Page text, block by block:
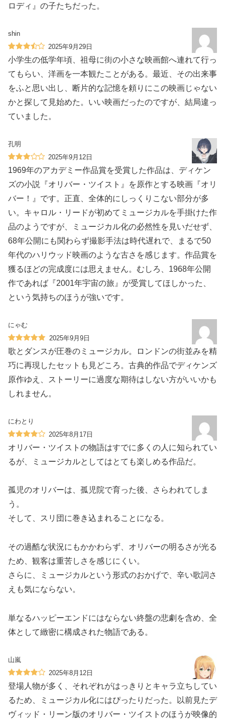
ロディ』の子たちだった。
shin
2025年9月29日
小学生の低学年頃、祖母に街の小さな映画館へ連れて行っ
てもらい、洋画を一本観たことがある。最近、その出来事
をふと思い出し、断片的な記憶を頼りにこの映画じゃない
かと探して見始めた。いい映画だったのですが、結局違っ
ていました。
孔明
2025年9月12日
1969年のアカデミー作品賞を受賞した作品は、ディケン
ズの小説『オリバー・ツイスト』を原作とする映画『オリ
バー！』です。正直、全体的にしっくりこない部分が多
い。キャロル・リードが初めてミュージカルを手掛けた作
品のようですが、ミュージカル化の必然性を見いだせず、
68年公開にも関わらず撮影手法は時代遅れで、まるで50
年代のハリウッド映画のような古さを感じます。作品賞を
獲るほどの完成度には思えません。むしろ、1968年公開
作であれば『2001年宇宙の旅』が受賞してほしかった、
という気持ちのほうが強いです。
にゃむ
2025年9月9日
歌とダンスが圧巻のミュージカル。ロンドンの街並みを精
巧に再現したセットも見どころ。古典的作品でディケンズ
原作ゆえ、ストーリーに過度な期待はしない方がいいかも
しれません。
にわとり
2025年8月17日
オリバー・ツイストの物語はすでに多くの人に知られてい
るが、ミュージカルとしてはとても楽しめる作品だ。
孤児のオリバーは、孤児院で育った後、さらわれてしま
う。
そして、スリ団に巻き込まれることになる。
その過酷な状況にもかかわらず、オリバーの明るさが光る
ため、観客は重苦しさを感じにくい。
さらに、ミュージカルという形式のおかげで、辛い歌詞さ
えも気にならない。
単なるハッピーエンドにはならない終盤の悲劇を含め、全
体として緻密に構成された物語である。
山嵐
2025年8月12日
登場人物が多く、それぞれがはっきりとキャラ立ちしてい
るため、ミュージカル化にはぴったりだった。以前見たデ
ヴィッド・リーン版のオリバー・ツイストのほうが映像的